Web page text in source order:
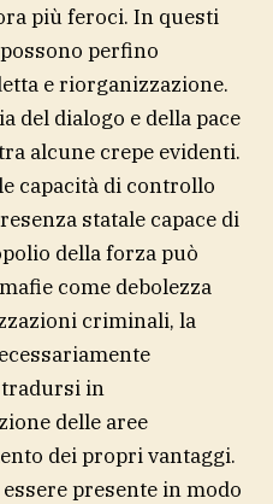
più feroci. In questi
perfino
e riorganizzazione.
del dialogo e della pace
alcune crepe evidenti.
capacità di controllo
statale capace di
della forza può
come debolezza
criminali, la
in
delle aree
dei propri vantaggi.
presente in modo